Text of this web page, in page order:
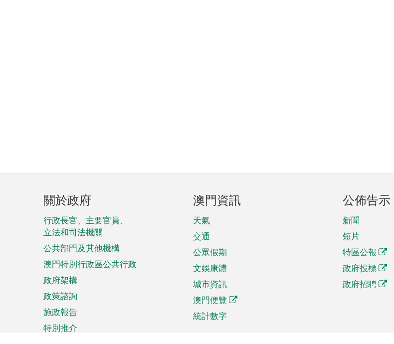
頁
腳
菜
單
關於政府
行政長官、主要官員、
立法和司法機關
公共部門及其他機構
澳門特別行政區公共行政
政府架構
政策諮詢
施政報告
特別推介
澳門資訊
天氣
交通
公眾假期
文娛康體
城市資訊
澳門便覽
統計數字
公佈告示
新聞
短片
特區公報
政府投標
政府招聘